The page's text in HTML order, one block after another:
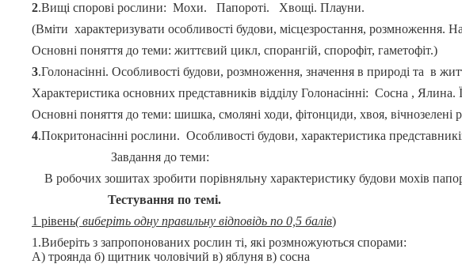
2.Вищі спорові рослини: Мохи. Папороті. Хвощі. Плауни.
(Вміти характеризувати особливості будови, місцезростання, розмноження.
Основні поняття до теми: життєвий цикл, спорангій, спорофіт, гаметофіт.)
3.Голонасінні. Особливості будови, розмноження, значення в природі та в
Характеристика основних представників відділу Голонасінні: Сосна ,
Основні поняття до теми: шишка, смоляні ходи, фітонциди, хвоя,
4.Покритонасінні рослини. Особливості будови, характеристика
Завдання до теми:
В робочих зошитах зробити порівняльну характеристику будови мохів
Тестування по темі.
1 рівень( виберіть одну правильну відповідь по 0,5 балів)
1.Виберіть з запропонованих рослин ті, які розмножуються спорами:
А) троянда б) щитник чоловічий в) яблуня в) сосна